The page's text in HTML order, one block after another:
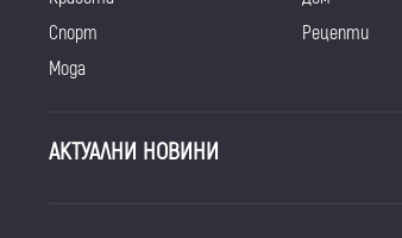
Спорт
Мода
Рецепти
АКТУАЛНИ НОВИНИ